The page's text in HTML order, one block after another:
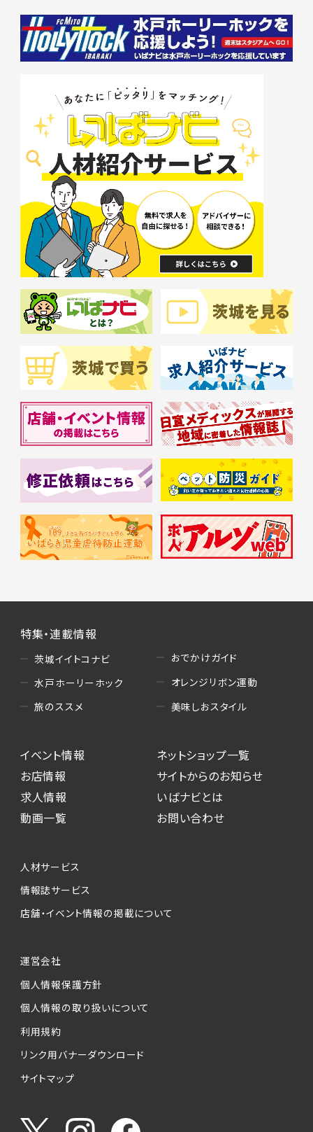
特集・連載情報
茨城イイトコナビ
水戸ホーリーホック
旅のススメ
おでかけガイド
オレンジリボン運動
美味しおスタイル
イベント情報
お店情報
求人情報
動画一覧
ネットショップ一覧
サイトからのお知らせ
いばナビとは
お問い合わせ
人材サービス
情報誌サービス
店舗・イベント情報の掲載について
運営会社
個人情報保護方針
個人情報の取り扱いについて
利用規約
リンク用バナーダウンロード
サイトマップ